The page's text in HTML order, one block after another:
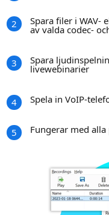
2 Spara filer i WAV-
av valda codec-
3 Spara
livewebinarier
4 Spela in VoIP-
5 Fungerar med